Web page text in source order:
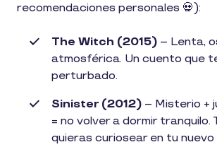
recomendaciones personales 💀):
The Witch (2015) – Lenta,
atmosférica. Un cuento que
perturbado.
Sinister (2012) – Misterio +
= no volver a dormir tranquilo.
quieras curiosear en tu nuevo